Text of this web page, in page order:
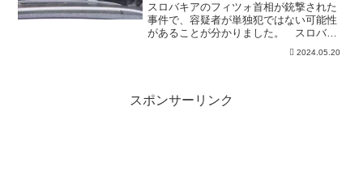
スロバキアのフィツォ首相が銃撃された
事件で、容疑者が単独犯ではない可能性
があることが分かりました。 スロバキ
アのシュタイエシュトク内相は19日、フ
ィツォ首相を銃撃したとして訴追された
2024.05.20
スポンサーリンク